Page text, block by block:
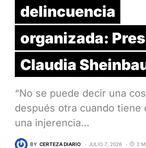
delincuencia
organizada:
Claudia
“No se puede decir una
después otra cuando tiene
una injerencia…
BY CERTEZA DIARIO JULIO 7, 2026 2